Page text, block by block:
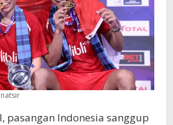
pasangan Indonesia sanggup